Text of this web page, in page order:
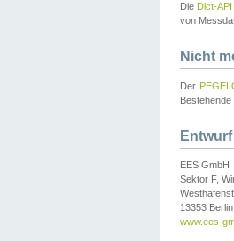
Die Dict-API
von
Nicht
Der
EES GmbH
Sektor F,
13353 Berlin
www.ees-